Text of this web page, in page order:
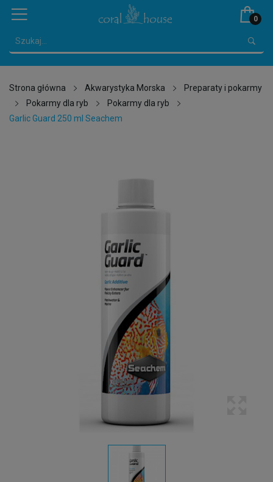
0
Strona główna Akwarystyka Morska
Preparaty i pokarmy
Pokarmy dla ryb
Pokarmy dla ryb
Garlic Guard 250 ml Seachem